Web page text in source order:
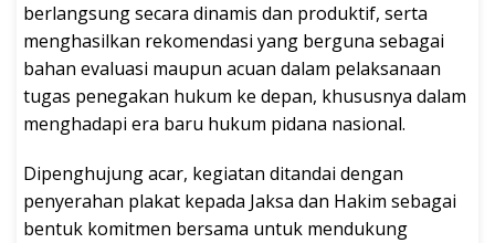
berlangsung secara dinamis dan produktif, serta
menghasilkan rekomendasi yang berguna sebagai
bahan evaluasi maupun acuan dalam pelaksanaan
tugas penegakan hukum ke depan, khususnya dalam
menghadapi era baru hukum pidana nasional.
Dipenghujung acar, kegiatan ditandai dengan
penyerahan plakat kepada Jaksa dan Hakim sebagai
bentuk komitmen bersama untuk mendukung